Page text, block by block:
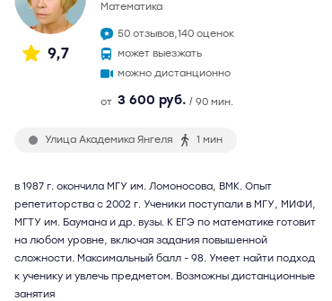
9,7
математика
50 отзывов,140 оценок
может выезжать
можно дистанционно
от 3 600 руб. / 90 мин.
Улица Академика Янгеля 1 мин
в 1987 г. окончила МГУ им. Ломоносова, ВМК. Опыт
репетиторства с 2002 г. Ученики поступали в МГУ, МИФИ,
МГТУ им. Баумана и др. вузы. К ЕГЭ по математике готовит
на любом уровне, включая задания повышенной
сложности. Максимальный балл - 98. Умеет найти подход
к ученику и увлечь предметом. Возможны дистанционные
занятия